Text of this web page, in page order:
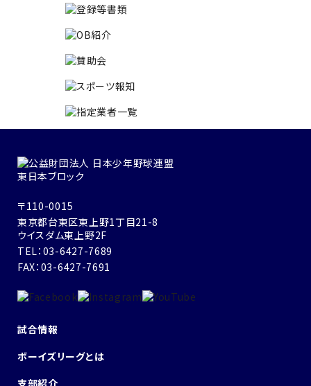
〒110-0015
東京都台東区東上野1丁目21-8
ウイスダム東上野2F
TEL：03-6427-7689
FAX：03-6427-7691
試合情報
ボーイズリーグとは